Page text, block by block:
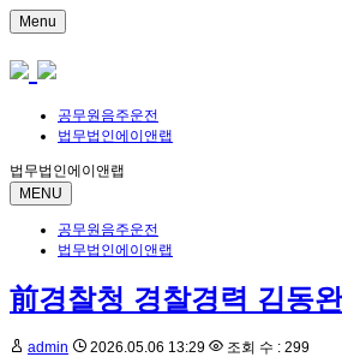
Menu
공무원음주운전
법무법인에이앤랩
법무법인에이앤랩
MENU
공무원음주운전
법무법인에이앤랩
前경찰청 경찰경력 김동
admin 2026.05.06 13:29 조회 수 : 299